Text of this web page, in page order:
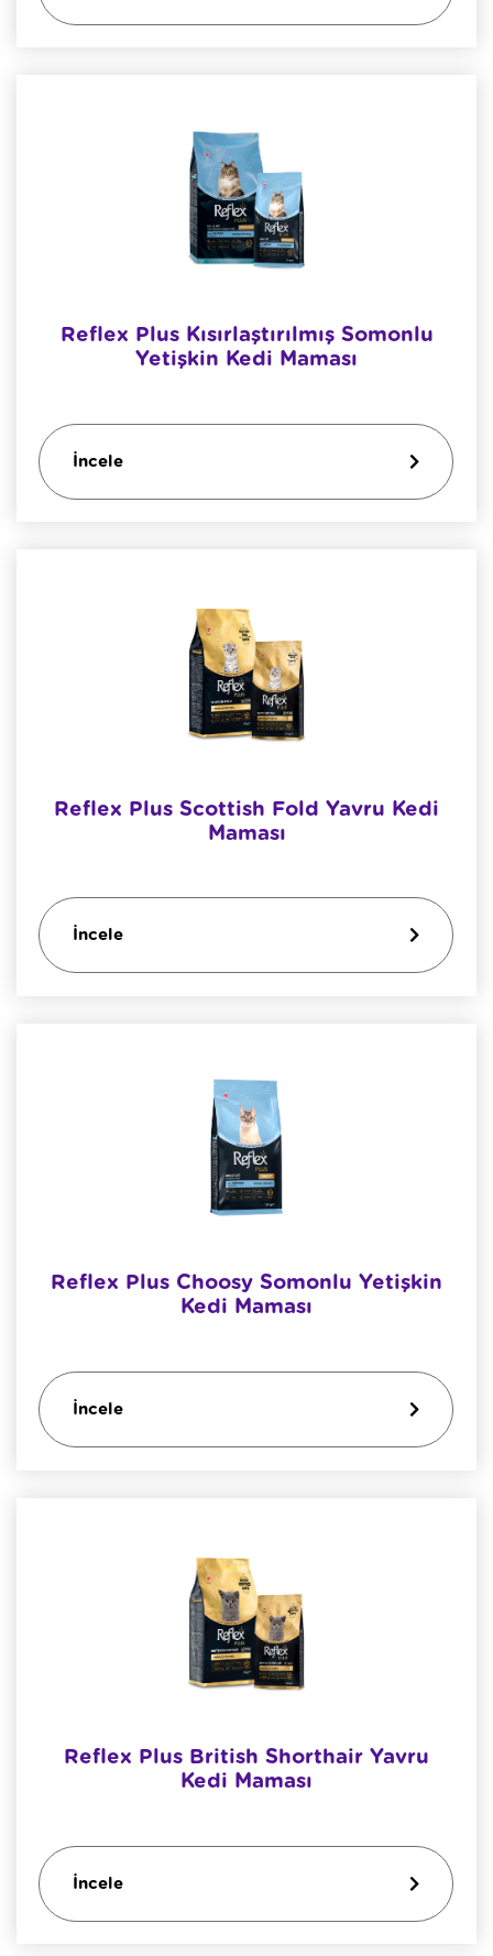
Reflex Plus Kısırlaştırılmış Somonlu
Yetişkin Kedi Maması
İncele
Reflex Plus Scottish Fold Yavru Kedi
Maması
İncele
Reflex Plus Choosy Somonlu Yetişkin
Kedi Maması
İncele
Reflex Plus British Shorthair Yavru
Kedi Maması
İncele